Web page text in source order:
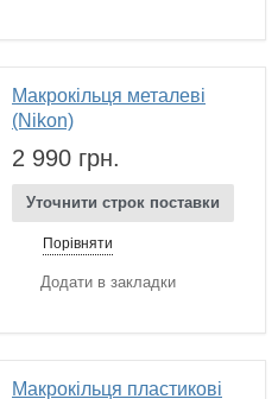
Макрокільця металеві
(Nikon)
2 990 грн.
Уточнити строк поставки
Порівняти
Додати в закладки
Макрокільця пластикові